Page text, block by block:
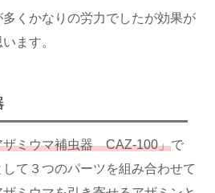
くかなりの労力でしたが効果が
ます。
ザミウマ補虫器 CAZ-100」で
て３つのパーツを組み合わせて